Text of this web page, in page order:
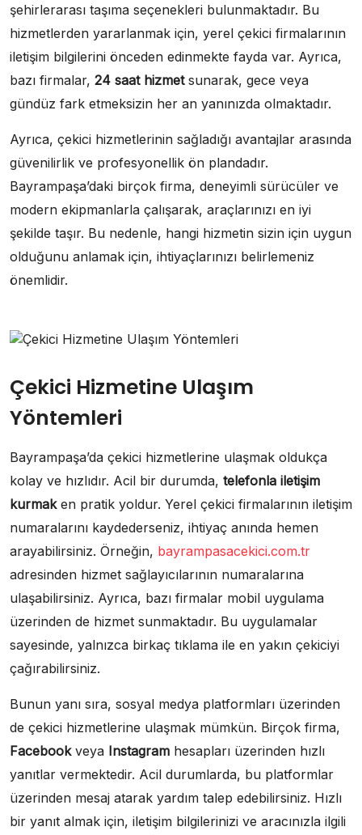
şehirlerarası taşıma seçenekleri bulunmaktadır. Bu
hizmetlerden yararlanmak için, yerel çekici firmalarının
iletişim bilgilerini önceden edinmekte fayda var. Ayrıca,
bazı firmalar, 24 saat hizmetsunarak, gece veya
gündüz fark etmeksizin her an yanınızda olmaktadır.
Ayrıca, çekici hizmetlerinin sağladığı avantajlar arasında
güvenilirlik ve profesyonellik ön plandadır.
Bayrampaşa’daki birçok firma, deneyimli sürücüler ve
modern ekipmanlarla çalışarak, araçlarınızı en iyi
şekilde taşır. Bu nedenle, hangi hizmetin sizin için uygun
olduğunu anlamak için, ihtiyaçlarınızı belirlemeniz
önemlidir.
Çekici Hizmetine Ulaşım
Yöntemleri
Bayrampaşa’da çekici hizmetlerine ulaşmak oldukça
kolay ve hızlıdır. Acil bir durumda, telefonla iletişim
kurmaken pratik yoldur. Yerel çekici firmalarının iletişim
numaralarını kaydederseniz, ihtiyaç anında hemen
arayabilirsiniz. Örneğin, bayrampasacekici.com.tr
adresinden hizmet sağlayıcılarının numaralarına
ulaşabilirsiniz. Ayrıca, bazı firmalar mobil uygulama
üzerinden de hizmet sunmaktadır. Bu uygulamalar
sayesinde, yalnızca birkaç tıklama ile en yakın çekiciyi
çağırabilirsiniz.
Bunun yanı sıra, sosyal medya platformları üzerinden
de çekici hizmetlerine ulaşmak mümkün. Birçok firma,
Facebookveya Instagram hesapları üzerinden hızlı
yanıtlar vermektedir. Acil durumlarda, bu platformlar
üzerinden mesaj atarak yardım talep edebilirsiniz. Hızlı
bir yanıt almak için, iletişim bilgilerinizi ve aracınızla ilgili